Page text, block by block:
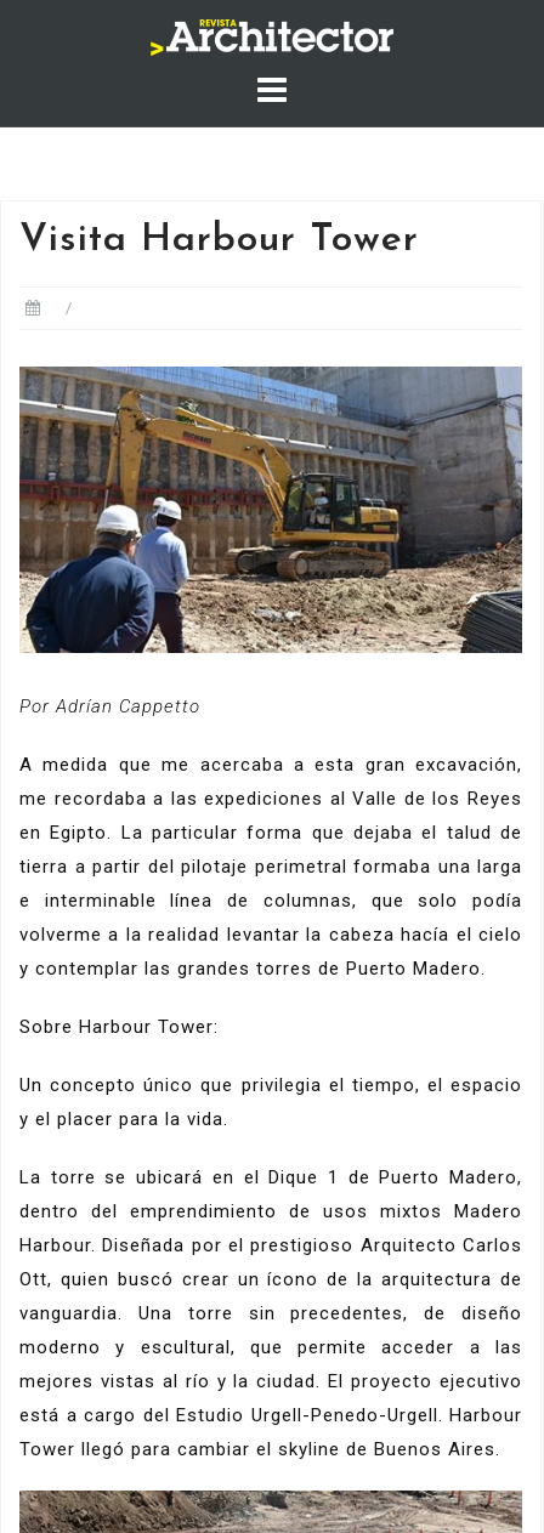
Visita Harbour Tower
Por Adrían Cappetto
A medida que me acercaba a esta gran excavación,
me recordaba a las expediciones al Valle de los Reyes
en Egipto. La particular forma que dejaba el talud de
tierra a partir del pilotaje perimetral formaba una larga
e interminable línea de columnas, que solo podía
volverme a la realidad levantar la cabeza hacía el cielo
y contemplar las grandes torres de Puerto Madero.
Sobre Harbour Tower:
Un concepto único que privilegia el tiempo, el espacio
y el placer para la vida.
La torre se ubicará en el Dique 1 de Puerto Madero,
dentro del emprendimiento de usos mixtos Madero
Harbour. Diseñada por el prestigioso Arquitecto Carlos
Ott, quien buscó crear un ícono de la arquitectura de
vanguardia. Una torre sin precedentes, de diseño
moderno y escultural, que permite acceder a las
mejores vistas al río y la ciudad. El proyecto ejecutivo
está a cargo del Estudio Urgell-Penedo-Urgell. Harbour
Tower llegó para cambiar el skyline de Buenos Aires.